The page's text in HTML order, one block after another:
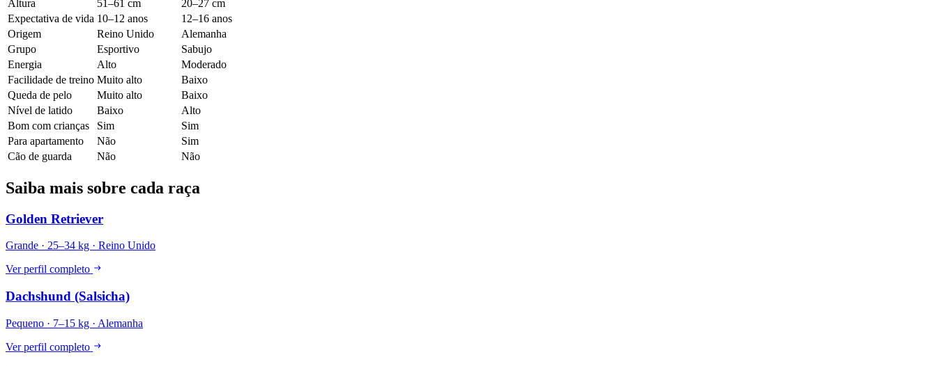
Altura
51–61 cm
20–27 cm
Expectativa de vida 10–12 anos
12–16 anos
Origem
Reino Unido
Alemanha
Grupo
Esportivo
Sabujo
Energia
Alto
Moderado
Facilidade de treino Muito alto
Baixo
Queda de pelo
Muito alto
Baixo
Nível de latido
Baixo
Alto
Bom com crianças
Sim
Sim
Para apartamento
Não
Sim
Cão de guarda
Não Não
Saiba mais sobre cada raça
Golden Retriever
Grande · 25–34 kg · Reino Unido
Ver perfil completo
Dachshund (Salsicha)
Pequeno · 7–15 kg · Alemanha
Ver perfil completo